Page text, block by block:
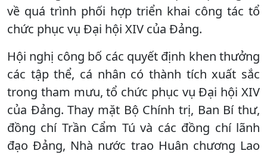
về quá trình phối hợp triển khai công tác tổ
chức phục vụ Đại hội XIV của Đảng.
Hội nghị công bố các quyết định khen thưởng
các tập thể, cá nhân có thành tích xuất sắc
trong tham mưu, tổ chức phục vụ Đại hội XIV
của Đảng. Thay mặt Bộ Chính trị, Ban Bí thư,
đồng chí Trần Cẩm Tú và các đồng chí lãnh
đạo Đảng, Nhà nước trao Huân chương Lao